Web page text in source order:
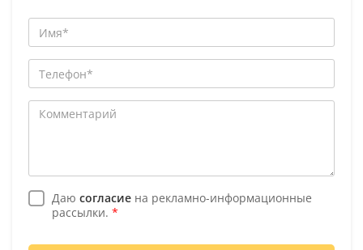
Даю согласие на рекламно-информационные
рассылки. *